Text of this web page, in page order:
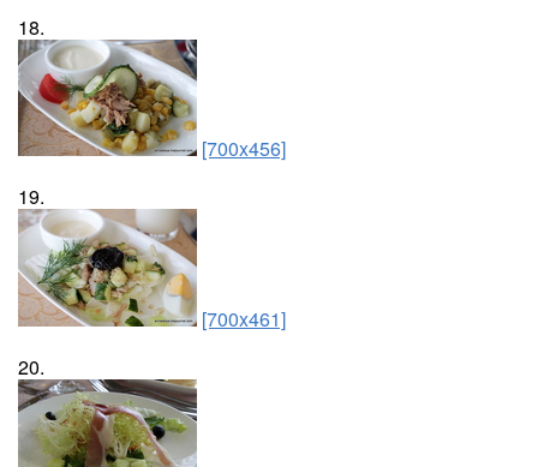
18.
[700x456]
19.
[700x461]
20.